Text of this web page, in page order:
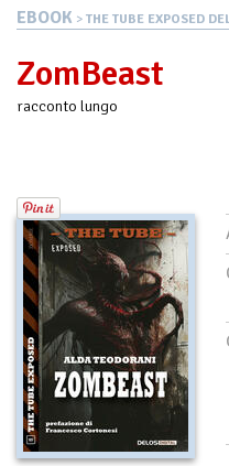
EBOOK > THE TUBE EXPOSED
ZomBeast
racconto lungo